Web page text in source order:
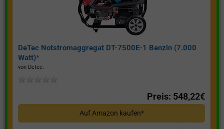
DeTec Notstromaggregat DT-7500E-1 Benzin (7.000
Watt)*
von Detec.
Preis: 548,22€
Auf Amazon kaufen*